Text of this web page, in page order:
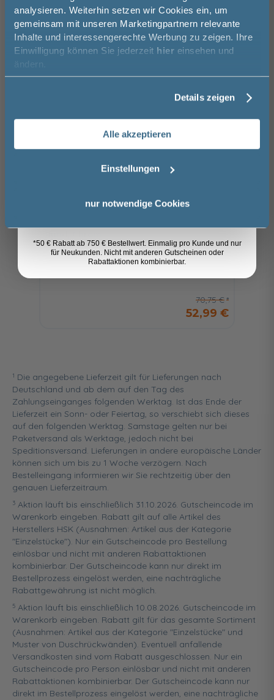
analysieren. Weiterhin setzen wir Cookies ein, um
gemeinsam mit unseren Marketingpartnern relevante
Inhalte und interessengerechte Werbung zu zeigen. Ihre
Einwilligung können Sie jederzeit hier einsehen und
ändern.
Details zeigen
Alle akzeptieren
Einstellungen
nur notwendige Cookies
976,04 €
Das könnte Sie auch
interessieren
16
HSK Shower und Co Brausegarnitur mit
70,75 €
52,99 €
cm,
1 Die angegebene Lieferzeit gilt für Lieferungen nach
Deutschland und ab dem auf den Tag des
Zahlungseinganges folgenden Werktag. Ist das Ende der
Lieferzeit ein Sonn- oder Feiertag, so verschiebt sich dieses
auf den folgenden Werktag. Samstage gelten nur bei
Paketversand als Werktage, jedoch nicht bei
Speditionsversand. Lieferungen in andere europäische Länder
können sich um bis zu 1 Woche verzögern. Nach
Bestelleingang informieren wir Sie rechtzeitig über den
genauen Lieferzeitraum.
3 Aktion läuft bis einschließlich 31.10.2026. Gutscheincode im
Warenkorb eingeben. Rabatt gilt auf alle Artikel des
Herstellers HSK (Ausnahmen: Artikel aus der Kategorie
"Einzelstücke"). Nur ein Gutscheincode pro Bestellung
einlösbar und nicht mit anderen Rabattaktionen
kombinierbar. Der Gutscheincode kann nur direkt im
Bestellprozess eingelöst werden, eine nachträgliche
Rabattgewährung ist nicht möglich.
5 Aktion läuft bis einschließlich 10.08.2026. Gutscheincode im
Warenkorb eingeben. Rabatt gilt für das gesamte Sortiment
(Ausnahmen: Artikel aus der Kategorie "Einzelstücke" und
Muster von Duschrückwänden). Eventuell anfallende
Versandkosten sind vom Rabatt ausgeschlossen. Nur ein
Gutscheincode pro Person einlösbar und nicht mit anderen
Rabattaktionen kombinierbar. Der Gutscheincode kann nur
direkt im Bestellprozess eingelöst werden, eine nachträgliche
Newsletter an und sparen Sie
50€* auf Ihre Bestellung!
Vorname
Email
Anmelden
*50 € Rabatt ab 750 € Bestellwert. Einmalig pro Kunde und nur
für Neukunden. Nicht mit anderen Gutscheinen oder
Rabattaktionen kombinierbar.